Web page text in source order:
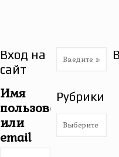
Вход на
сайт
Имя
пользователя
или
email
Рубрики
Рубрики